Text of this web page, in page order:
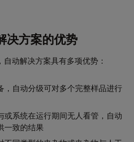
决方案的优势
动解决方案具有多项优势：
，自动分级可对多个完整样品进行
或系统在运行期间无人看管，自动
一致的结果